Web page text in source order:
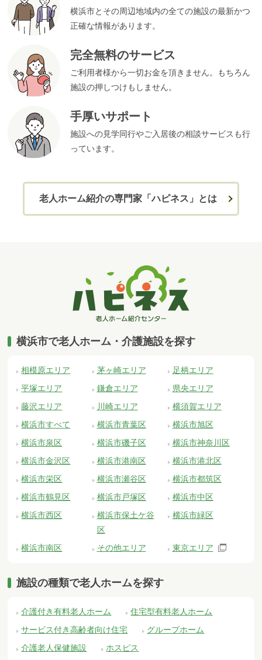
横浜市とその周辺地域内の全ての施設の最新かつ
正確な情報があります。
完全無料のサービス
ご利用者様から一切お金を頂きません。もちろん
施設の押しつけもしません。
手厚いサポート
施設への見学同行やご入居後の相談サービスも行
っています。
老人ホーム紹介の専門家「ハピネス」とは
横浜市で老人ホーム・介護施設を探す
相模原エリア 茅ヶ崎エリア
足柄エリア
平塚エリア
鎌倉エリア
県央エリア
藤沢エリア
川崎エリア
横須賀エリア
横浜市すべて
横浜市青葉区
横浜市旭区
横浜市泉区
横浜市磯子区
横浜市神奈川区
横浜市金沢区
横浜市港南区
横浜市港北区
横浜市栄区
横浜市瀬谷区
横浜市都筑区
横浜市鶴見区
横浜市戸塚区
横浜市中区
横浜市西区
横浜市保土ケ谷
区
横浜市緑区
横浜市南区 その他エリア 東京エリア
施設の種類で老人ホームを探す
介護付き有料老人ホーム
住宅型有料老人ホーム
サービス付き高齢者向け住宅
グループホーム
介護老人保健施設
ホスピス